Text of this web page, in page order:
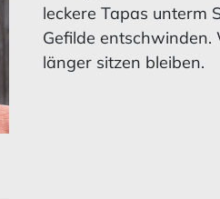
leckere Tapas unterm
Gefilde
länger sitzen bleiben.